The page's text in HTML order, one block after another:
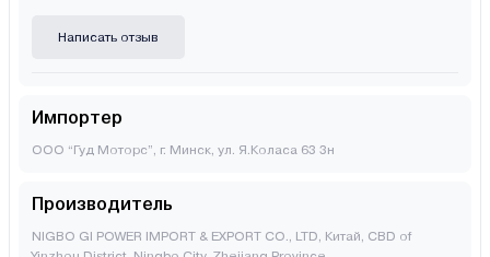
Написать отзыв
Импортер
ООО “Гуд Моторс”, г. Минск, ул. Я.Коласа 63 3н
Производитель
NIGBO GI POWER IMPORT & EXPORT CO., LTD, Китай, CBD of